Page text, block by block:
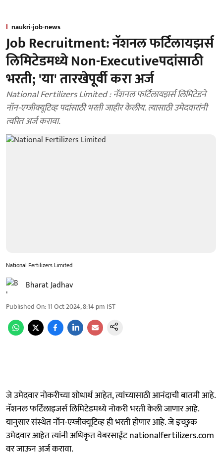
naukri-job-news
Job Recruitment: नॅशनल फर्टिलायझर्स
लिमिटेडमध्ये Non-Executiveपदांसाठी
भरती; 'या' तारखेपूर्वी करा अर्ज
National Fertilizers Limited : नॅशनल फर्टिलायझर्स लिमिटेडने
नॉन-एग्जीक्यूटिव्ह पदांसाठी भरती जाहीर केलीय. त्यासाठी उमेदवारांनी
त्वरित अर्ज करावा.
National Fertilizers Limited
Bharat Jadhav
Published On:11 Oct 2024, 8:14 pm IST
जे उमेदवार नोकरीच्या शोधार्थ आहेत, त्यांच्यासाठी आनंदाची बातमी आहे.
नॅशनल फर्टिलाइजर्स लिमिटेडमध्ये नोकरी भरती केली जाणार आहे.
यानुसार संस्थेत नॉन-एग्जीक्यूटिव्ह ही भरती होणार आहे. जे इच्छुक
उमेदवार आहेत त्यांनी अधिकृत वेबरसाईट nationalfertilizers.com
वर जाऊन अर्ज करावा.